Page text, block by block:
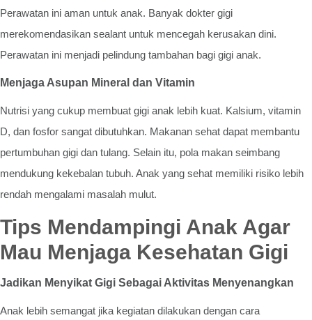
Perawatan ini aman untuk anak. Banyak dokter gigi
merekomendasikan sealant untuk mencegah kerusakan dini.
Perawatan ini menjadi pelindung tambahan bagi gigi anak.
Menjaga Asupan Mineral dan Vitamin
Nutrisi yang cukup membuat gigi anak lebih kuat. Kalsium, vitamin
D, dan fosfor sangat dibutuhkan. Makanan sehat dapat membantu
pertumbuhan gigi dan tulang. Selain itu, pola makan seimbang
mendukung kekebalan tubuh. Anak yang sehat memiliki risiko lebih
rendah mengalami masalah mulut.
Tips Mendampingi Anak Agar
Mau Menjaga Kesehatan Gigi
Jadikan Menyikat Gigi Sebagai Aktivitas Menyenangkan
Anak lebih semangat jika kegiatan dilakukan dengan cara